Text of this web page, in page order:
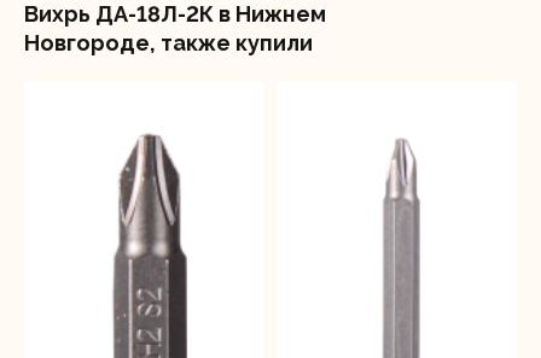
Вихрь ДА-18Л-2К в Нижнем
Новгороде, также купили